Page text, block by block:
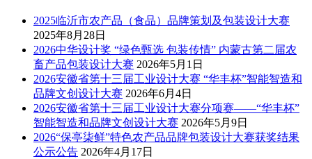
2025临沂市农产品（食品）品牌策划及包装设计大赛
2025年8月28日
2026中华设计奖 “绿色甄选 包装传情” 内蒙古第二届农
畜产品包装设计大赛 2026年5月1日
2026安徽省第十三届工业设计大赛 “华丰杯”智能智造和
品牌文创设计大赛 2026年6月4日
2026安徽省第十三届工业设计大赛分项赛——“华丰杯”
智能智造和品牌文创设计大赛 2026年5月9日
2026“保亭柒鲜”特色农产品品牌包装设计大赛获奖结果
公示公告 2026年4月17日